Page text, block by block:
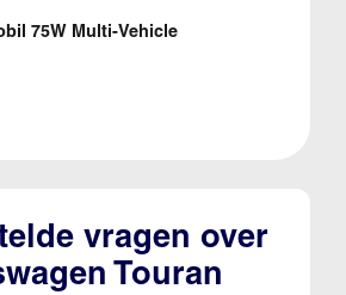
75W Multi-Vehicle
vragen over
Touran